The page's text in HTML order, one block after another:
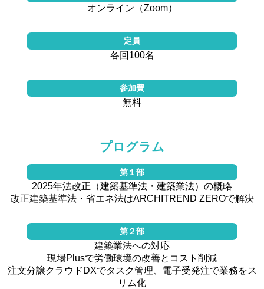
オンライン（Zoom）
定員
各回100名
参加費
無料
プログラム
第１部
2025年法改正（建築基準法・建築業法）の概略
改正建築基準法・省エネ法はARCHITREND ZEROで解決
第２部
建築業法への対応
現場Plusで労働環境の改善とコスト削減
注文分譲クラウドDXでタスク管理、電子受発注で業務をス
リム化